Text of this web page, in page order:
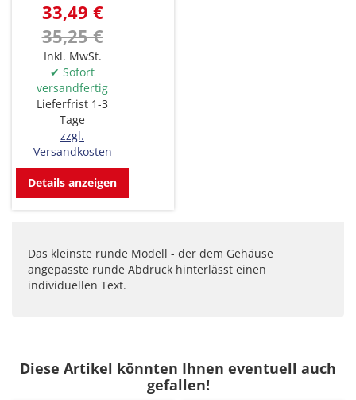
33,49 €
35,25 €
Inkl. MwSt.
✔ Sofort
versandfertig
Lieferfrist 1-3
Tage
zzgl.
Versandkosten
Details anzeigen
Das kleinste runde Modell - der dem Gehäuse
angepasste runde Abdruck hinterlässt einen
individuellen Text.
Diese Artikel könnten Ihnen eventuell auch
gefallen!